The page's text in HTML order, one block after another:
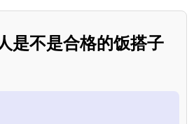
是不是合格的饭搭子